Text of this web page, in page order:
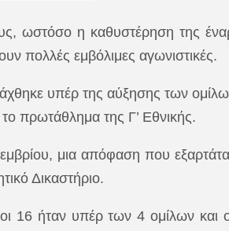
ωστόσο η καθυστέρηση της
πολλές εμβόλιμες αγωνιστικές.
υπέρ της αύξησης των
το πρωτάθλημα της Γ’ Εθνικής.
μια απόφαση που
Δικαστήριο.
16 ήταν υπέρ των 4 ομίλων και